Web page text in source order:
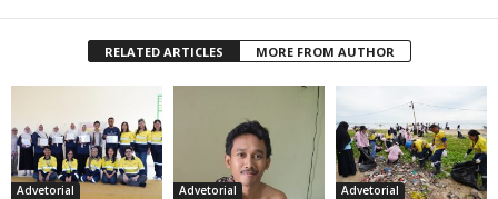
RELATED ARTICLES MORE FROM AUTHOR
Advetorial Advetorial Advetorial